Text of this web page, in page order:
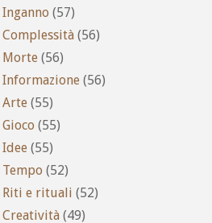
Inganno (57)
Complessità (56)
Morte (56)
Informazione (56)
Arte (55)
Gioco (55)
Idee (55)
Tempo (52)
Riti e rituali (52)
Creatività (49)